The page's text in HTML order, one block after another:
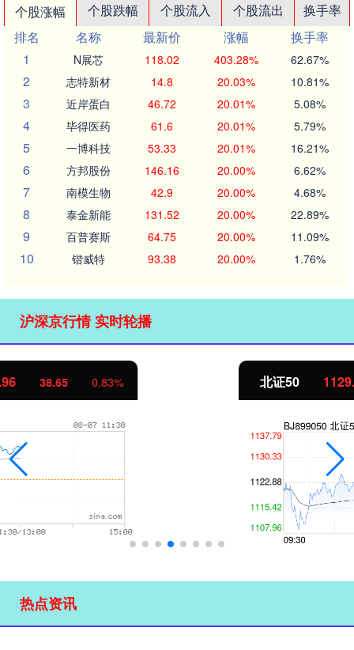
个股涨幅 个股跌幅 个股流入 个股流出
换手率
排名
名称 最新价 涨幅
换手率
1
N展芯 118.02 403.28% 62.67%
2 志特新材 14.8 20.03% 10.81%
3 近岸蛋白 46.72 20.01% 5.08%
4 毕得医药 61.6 20.01% 5.79%
5 一博科技 53.33 20.01% 16.21%
6 方邦股份 146.16 20.00% 6.62%
7 南模生物 42.9 20.00% 4.68%
8 泰金新能 131.52 20.00% 22.89%
9 百普赛斯 64.75 20.00% 11.09%
10 锴威特 93.38 20.00% 1.76%
沪深京行情 实时轮播
北证50 0.61%
热点资讯